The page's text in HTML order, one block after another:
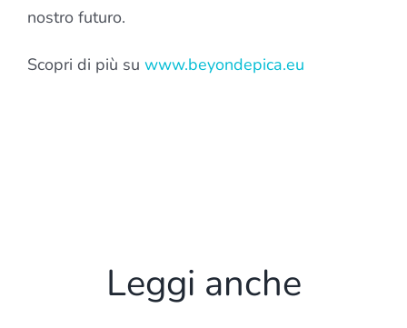
nostro futuro.
Scopri di più su www.beyondepica.eu
Leggi anche